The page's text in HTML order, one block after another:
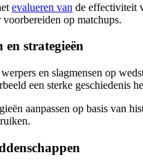
evalueren van de effectiviteit
op matchups.
strategieën
werpers en slagmensen op
een sterke geschiedenis
aanpassen op basis van